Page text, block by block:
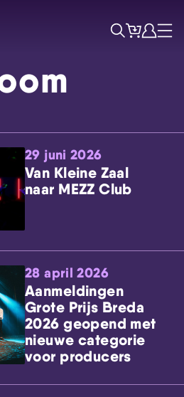
navigatie
ZoekTicketsAccount
Menu
29 juni 2026
Van Kleine Zaal
naar MEZZ Club
28 april 2026
Aanmeldingen
Grote Prijs Breda
2026 geopend met
nieuwe categorie
voor producers